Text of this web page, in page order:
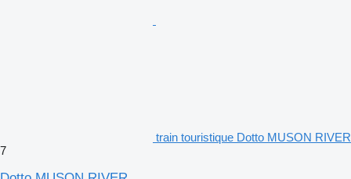
train touristique Dotto MUSON RIVER
7